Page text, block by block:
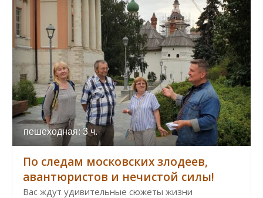
пешеходная: 3 ч.
По следам московских злодеев,
авантюристов и нечистой силы!
Вас ждут удивительные сюжеты жизни